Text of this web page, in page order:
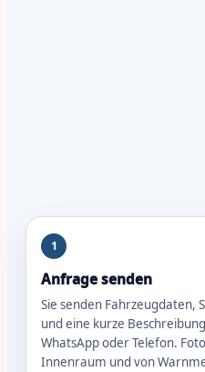
1
Anfrage senden
Sie senden Fahrzeugdaten,
und eine kurze
WhatsApp oder Telefon.
Innenraum und von